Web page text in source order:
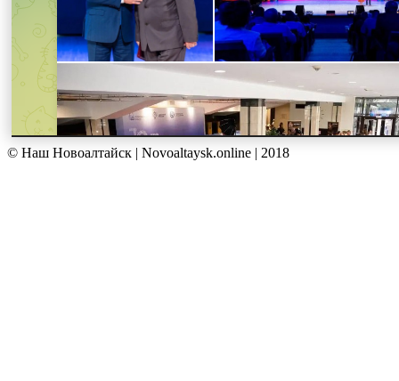
© Наш Новоалтайск | Novoaltaysk.online | 2018